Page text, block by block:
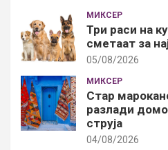
МИКСЕР
Три раси на
сметаат за
05/08/2026
МИКСЕР
Стар
разлади
струја
04/08/2026